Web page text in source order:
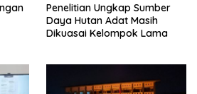
Penelitian Ungkap Sumber
Daya Hutan Adat Masih
Dikuasai Kelompok Lama